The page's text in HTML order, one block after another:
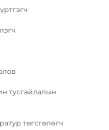
тусгайлалын
төгсгөлөгч